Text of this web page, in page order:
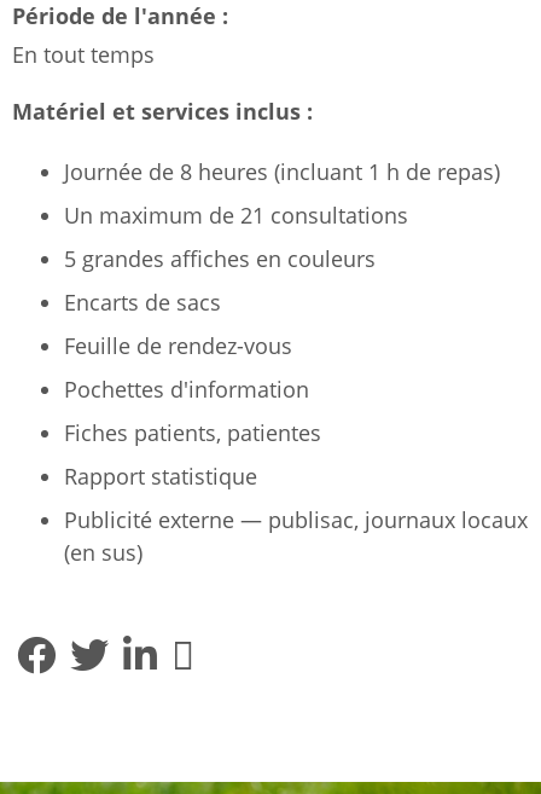
Période de l'année :
En tout temps
Matériel et services inclus :
Journée de 8 heures (incluant 1 h de repas)
Un maximum de 21 consultations
5 grandes affiches en couleurs
Encarts de sacs
Feuille de rendez-vous
Pochettes d'information
Fiches patients, patientes
Rapport statistique
Publicité externe — publisac, journaux locaux
(en sus)